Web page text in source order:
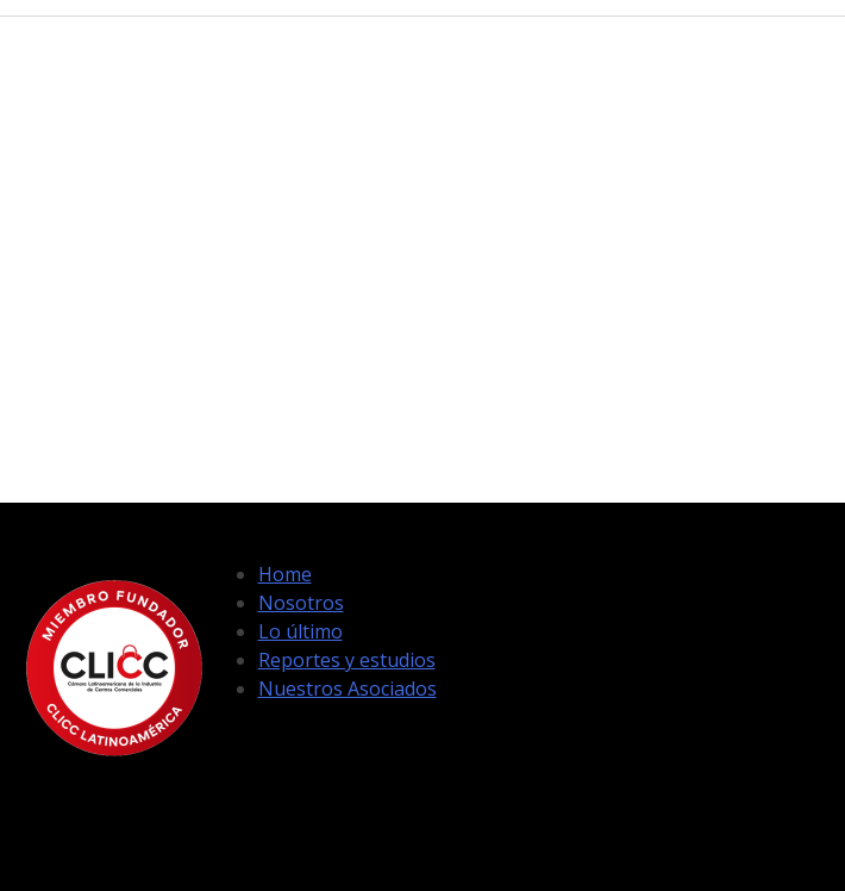
Home
Nosotros
Lo último
Reportes y estudios
Nuestros Asociados